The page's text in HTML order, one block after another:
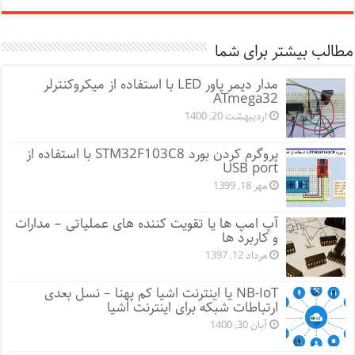
مطالب بیشتر برای شما
مدار دیمر پاور LED با استفاده از میکروکنترلر
ATmega32
اردیبهشت 20, 1400
پروگرم کردن بورد STM32F103C8 با استفاده از
USB port
مهر 18, 1399
آپ امپ ها یا تقویت کننده های عملیاتی – مدارات
و کاربرد ها
مرداد 12, 1397
NB-IoT یا اینترنت اشیا کم پهنا – نسل بعدی
ارتباطات شبکه برای اینترنت اشیا
آبان 30, 1400